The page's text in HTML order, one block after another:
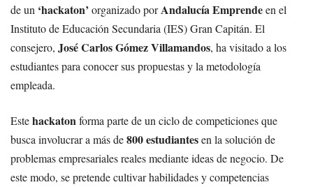
de un ‘hackaton’ organizado porAndalucía Emprendeen el
Instituto de Educación Secundaria (IES) Gran Capitán. El
consejero, José Carlos Gómez Villamandos, ha visitado a los
estudiantes para conocer sus propuestas y la metodología
empleada.
Estehackatonforma parte de un ciclo de competiciones que
busca involucrar a más de800 estudiantesen la solución de
problemas empresariales reales mediante ideas de negocio. De
este modo, se pretende cultivar habilidades y competencias